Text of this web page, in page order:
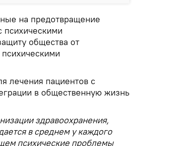
на предотвращение
психическими
общества от
лечения пациентов с
в общественную жизнь
здравоохранения,
в среднем у каждого
психические проблемы